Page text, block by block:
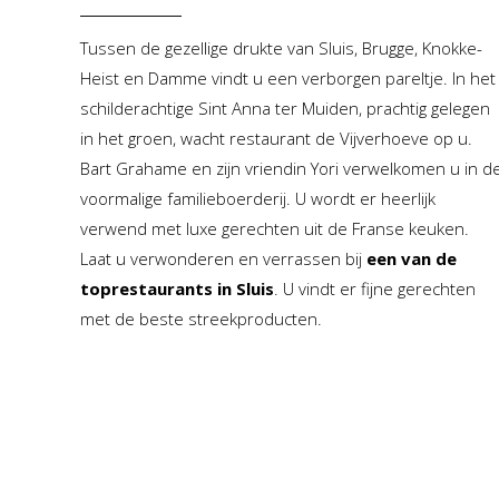
Tussen de gezellige drukte van Sluis, Brugge, Knokke-
Heist en Damme vindt u een verborgen pareltje. In het
schilderachtige Sint Anna ter Muiden, prachtig gelegen
in het groen, wacht restaurant de Vijverhoeve op u.
Bart Grahame en zijn vriendin Yori verwelkomen u in
voormalige familieboerderij. U wordt er heerlijk
verwend met luxe gerechten uit de Franse keuken.
Laat u verwonderen en verrassen bij een van de
toprestaurants in Sluis. U vindt er fijne gerechten
met de beste streekproducten.